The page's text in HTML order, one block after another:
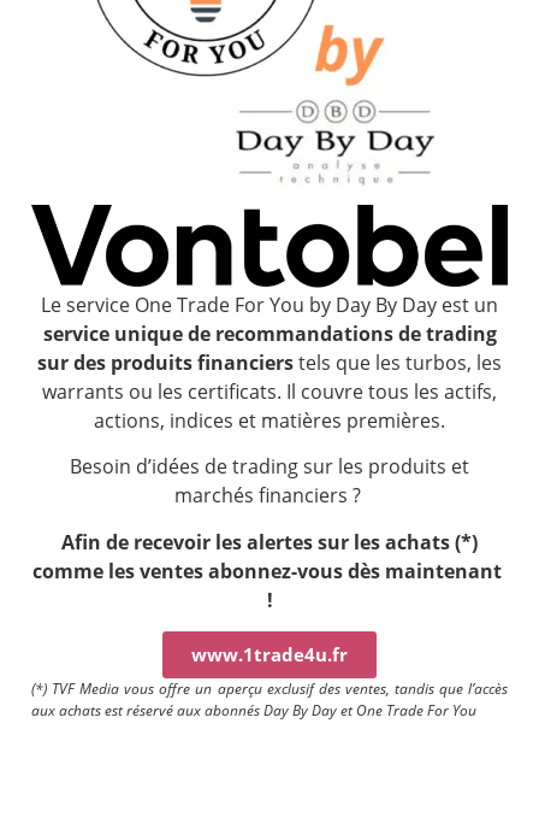
Le service One Trade For You by Day By Day est un
service unique de recommandations de trading
sur des produits financierstels que les turbos, les
warrants ou les certificats. Il couvre tous les actifs,
actions, indices et matières premières.
Besoin d’idées de trading sur les produits et
marchés financiers ?
Afin de recevoir les alertes sur les achats (*)
comme les ventes abonnez-vous dès maintenant
!
www.1trade4u.fr
(*) TVF Media vous offre un aperçu exclusif des ventes, tandis que l’accès
aux achats est réservé aux abonnés Day By Day et One Trade For You